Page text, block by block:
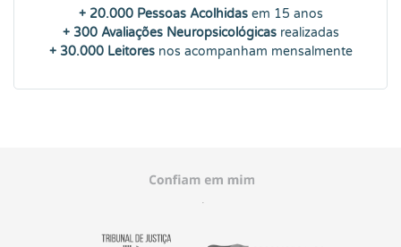
+ 20.000 Pessoas Acolhidas em 15 anos
+ 300 Avaliações Neuropsicológicasrealizadas
+ 30.000 Leitoresnos acompanham mensalmente